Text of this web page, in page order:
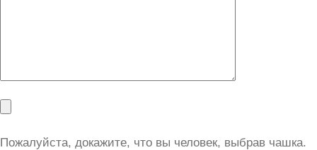
Пожалуйста, докажите, что вы человек, выбрав чашка.